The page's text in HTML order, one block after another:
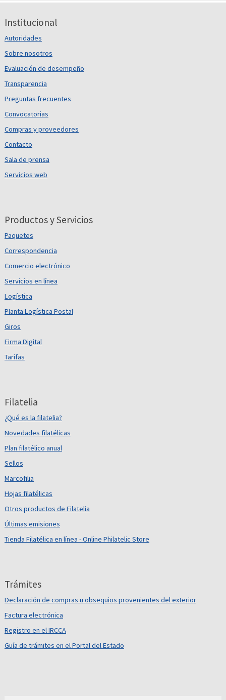
Institucional
Autoridades
Sobre nosotros
Evaluación de desempeño
Transparencia
Preguntas frecuentes
Convocatorias
Compras y proveedores
Contacto
Sala de prensa
Servicios web
Productos y Servicios
Paquetes
Correspondencia
Comercio electrónico
Servicios en línea
Logística
Planta Logística Postal
Giros
Firma Digital
Tarifas
Filatelia
¿Qué es la filatelia?
Novedades filatélicas
Plan filatélico anual
Sellos
Marcofilia
Hojas filatélicas
Otros productos de Filatelia
Últimas emisiones
Tienda Filatélica en línea - Online Philatelic Store
Trámites
Declaración de compras u obsequios provenientes del exterior
Factura electrónica
Registro en el IRCCA
Guía de trámites en el Portal del Estado